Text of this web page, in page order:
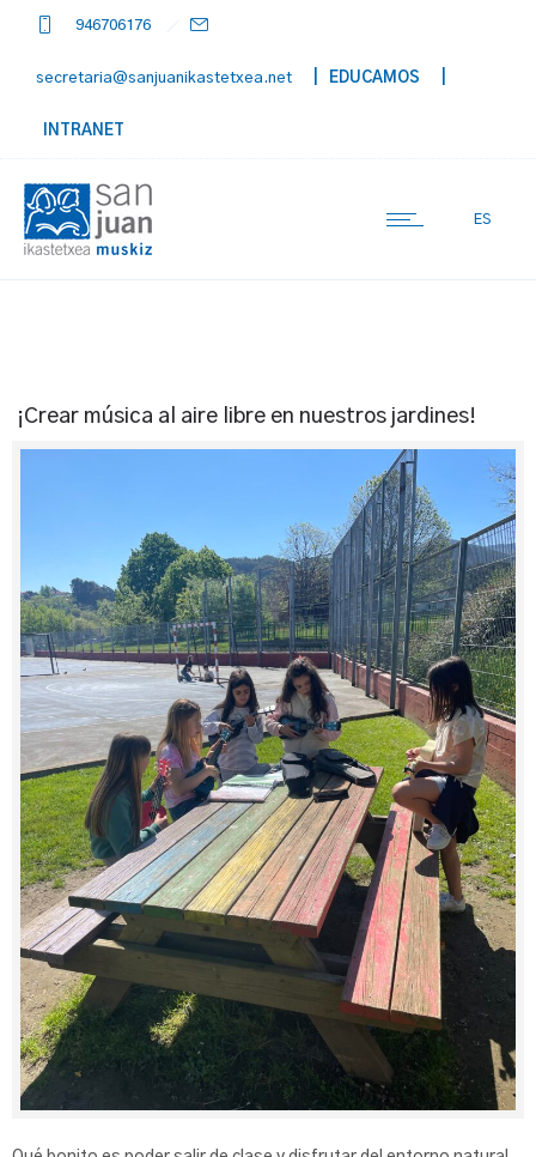
946706176
secretaria@sanjuanikastetxea.net | EDUCAMOS
INTRANET
ES
¡Crear música al aire libre en nuestros jardines!